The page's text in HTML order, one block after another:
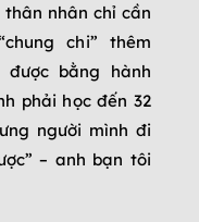
nhân chỉ cần
chi” thêm
được bằng hành
phải học đến 32
người mình đi
– anh bạn tôi